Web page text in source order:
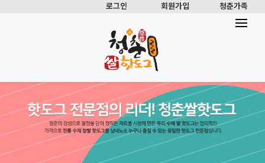
로그인 회원가입 청춘가족